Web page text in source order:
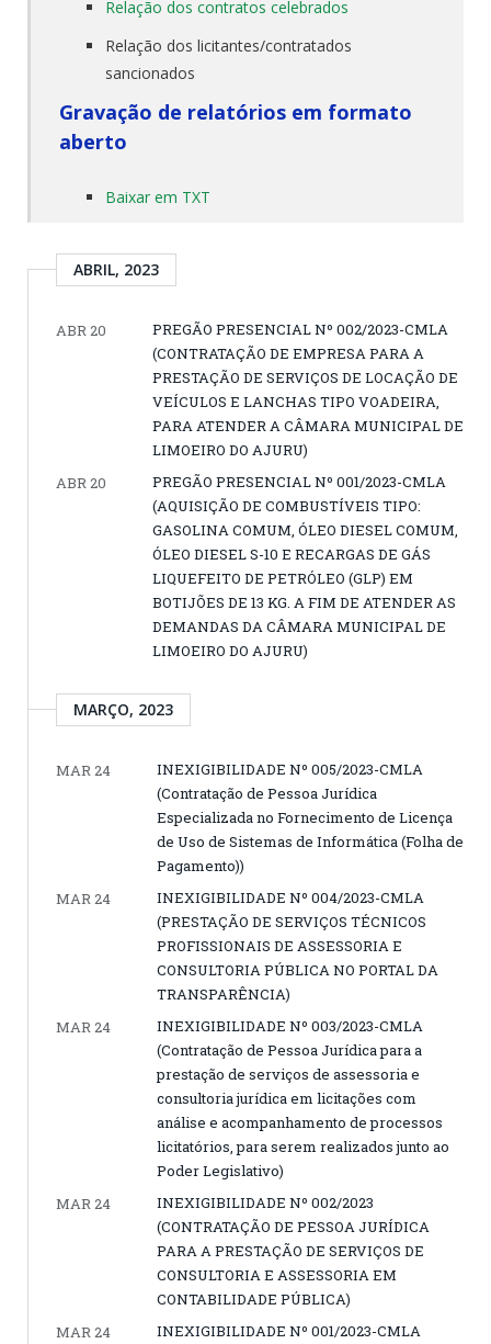
Relação dos contratos celebrados
Relação dos licitantes/contratados
sancionados
Gravação de relatórios em formato
aberto
Baixar em TXT
ABRIL, 2023
ABR 20
PREGÃO PRESENCIAL Nº 002/2023-CMLA
(CONTRATAÇÃO DE EMPRESA PARA A
PRESTAÇÃO DE SERVIÇOS DE LOCAÇÃO DE
VEÍCULOS E LANCHAS TIPO VOADEIRA,
PARA ATENDER A CÂMARA MUNICIPAL DE
LIMOEIRO DO AJURU)
ABR 20
PREGÃO PRESENCIAL Nº 001/2023-CMLA
(AQUISIÇÃO DE COMBUSTÍVEIS TIPO:
GASOLINA COMUM, ÓLEO DIESEL COMUM,
ÓLEO DIESEL S-10 E RECARGAS DE GÁS
LIQUEFEITO DE PETRÓLEO (GLP) EM
BOTIJÕES DE 13 KG. A FIM DE ATENDER AS
DEMANDAS DA CÂMARA MUNICIPAL DE
LIMOEIRO DO AJURU)
MARÇO, 2023
MAR 24
INEXIGIBILIDADE Nº 005/2023-CMLA
(Contratação de Pessoa Jurídica
Especializada no Fornecimento de Licença
de Uso de Sistemas de Informática (Folha de
Pagamento))
MAR 24
INEXIGIBILIDADE Nº 004/2023-CMLA
(PRESTAÇÃO DE SERVIÇOS TÉCNICOS
PROFISSIONAIS DE ASSESSORIA E
CONSULTORIA PÚBLICA NO PORTAL DA
TRANSPARÊNCIA)
MAR 24
INEXIGIBILIDADE Nº 003/2023-CMLA
(Contratação de Pessoa Jurídica para a
prestação de serviços de assessoria e
consultoria jurídica em licitações com
análise e acompanhamento de processos
licitatórios, para serem realizados junto ao
Poder Legislativo)
MAR 24
INEXIGIBILIDADE Nº 002/2023
(CONTRATAÇÃO DE PESSOA JURÍDICA
PARA A PRESTAÇÃO DE SERVIÇOS DE
CONSULTORIA E ASSESSORIA EM
CONTABILIDADE PÚBLICA)
MAR 24
INEXIGIBILIDADE Nº 001/2023-CMLA